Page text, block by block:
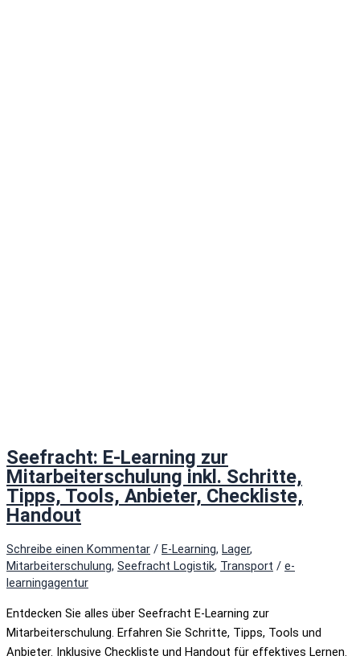
Seefracht: E-Learning zur
Mitarbeiterschulung inkl. Schritte,
Tipps, Tools, Anbieter, Checkliste,
Handout
Schreibe einen Kommentar / E-Learning, Lager,
Mitarbeiterschulung, Seefracht Logistik, Transport / e-
learningagentur
Entdecken Sie alles über Seefracht E-Learning zur
Mitarbeiterschulung. Erfahren Sie Schritte, Tipps, Tools und
Anbieter. Inklusive Checkliste und Handout für effektives Lernen.